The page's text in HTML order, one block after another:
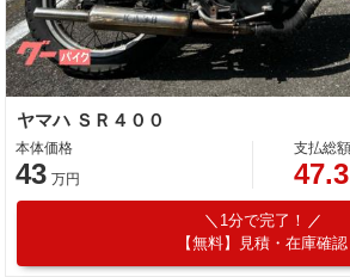
ヤマハ ＳＲ４００
本体価格
43 万円
支払総額
47.3
1分で完了！
【無料】見積・在庫確認